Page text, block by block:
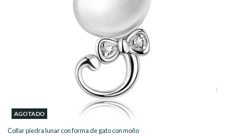
AGOTADO
Collar piedra lunar con forma de gato con moño